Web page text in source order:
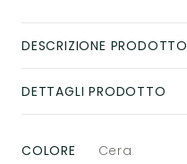
DESCRIZIONE PRODOTTO
DETTAGLI PRODOTTO
COLORE Cera